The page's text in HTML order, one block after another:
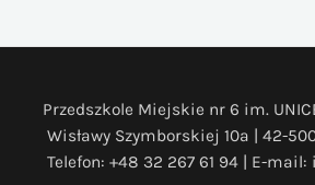
Przedszkole Miejskie nr 6 im.
Wisławy Szymborskiej 10a | 42-
Telefon: +48 32 267 61 94 | E-